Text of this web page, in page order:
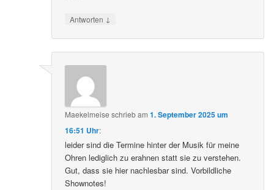
Antworten ↓
Maekelmeise schriebam1. September 2025 um
16:51 Uhr:
leider sind die Termine hinter der Musik für meine
Ohren lediglich zu erahnen statt sie zu verstehen.
Gut, dass sie hier nachlesbar sind. Vorbildliche
Shownotes!